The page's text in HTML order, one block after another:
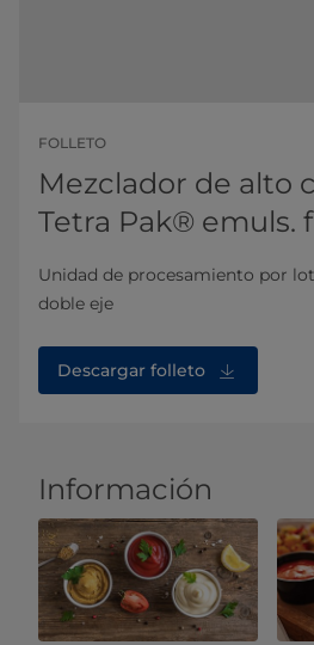
FOLLETO
Mezclador de alto
Tetra Pak® emuls.
Unidad de procesamiento por
doble eje
Descargar folleto
Información